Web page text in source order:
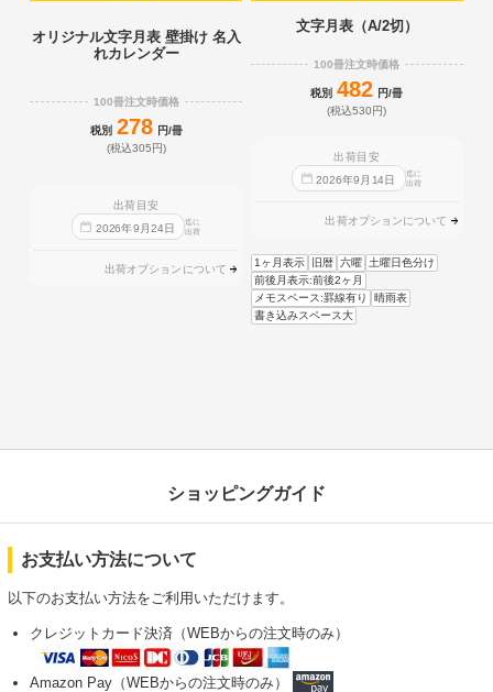
オリジナル文字月表 壁掛け 名入
れカレンダー
100冊注文時価格
税別 278 円/冊
(税込305円)
出荷目安
2026年9 月24日
迄に
出荷
出荷オプションについて
文字月表（A/2切）
100冊注文時価格
税別 482 円/冊
(税込530円)
出荷目安
2026年9 月 14日
迄に
出荷
出荷オプションについて
1ヶ月表示 旧暦 六曜
土曜日色分け
前後月表示:前後2ヶ月
メモスペース:罫線有り
晴雨表
書き込みスペース大
ショッピングガイド
お支払い方法について
以下のお支払い方法をご利用いただけます。
クレジットカード決済（WEBからの注文時のみ）
Amazon Pay（WEBからの注文時のみ）